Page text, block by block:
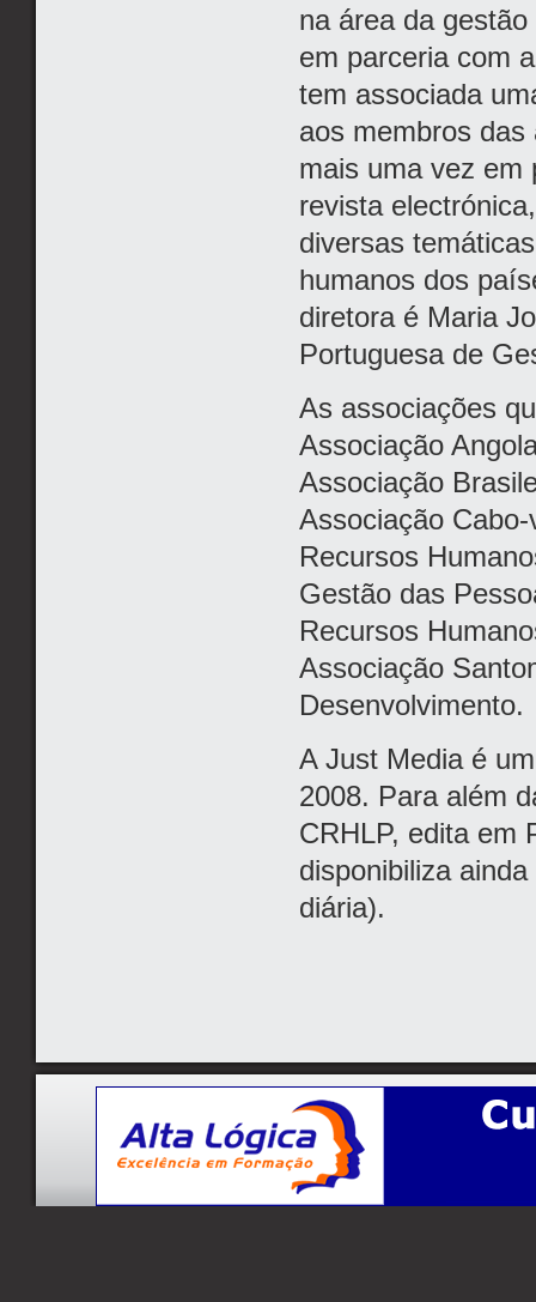
na área da
em parceria com
tem associada
aos membros
mais uma vez em
revista
diversas
humanos dos
diretora é Maria
Portuguesa de
As associações
Associação
Associação
Associação
Recursos
Gestão das
Recursos
Associação
Desenvolvimento.
A Just Media é
2008. Para além
CRHLP, edita em
disponibiliza
diária).